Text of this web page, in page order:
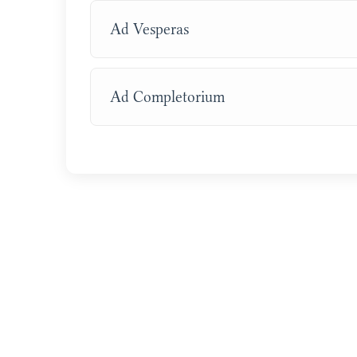
Ad Vesperas
Ad Completorium